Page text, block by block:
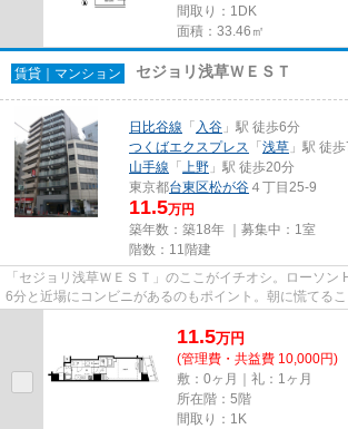
間取り：1DK
面積：33.46㎡
賃貸｜マンション セジョリ浅草ＷＥＳＴ
日比谷線 「 入谷 」駅 徒歩6分
つくばエクスプレス 「 浅草 」駅 徒
山手線 「 上野 」駅 徒歩20分
東京都台東区松が谷 ４丁目25-9
11.5万円
築年数：築18年 ｜募集中： 1室
階数：11階建
「セジョリ浅草ＷＥＳＴ」のここがイチオシ。ローソン
6分と近場にコンビニがあるのもポイント。朝に慌てる
11.5万円
(管理費・共益費 10,000円)
敷：0ヶ月｜礼：1ヶ月
所在階：5階
間取り：1K